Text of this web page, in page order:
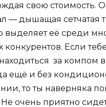
свою стоимость.
— дышащая сетчатая
выделяет её среди
конкурентов. Если
за компом
ещё и без
то ты наверняка
очень приятно